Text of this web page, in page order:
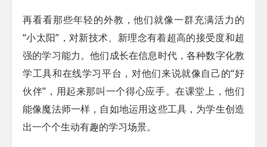
再看看那些年轻的外教，他们就像一群充满活力的
“小太阳”，对新技术、新理念有着超高的接受度和超
强的学习能力。他们成长在信息时代，各种数字化教
学工具和在线学习平台，对他们来说就像自己的“好
伙伴”，用起来那叫一个得心应手。在课堂上，他们
能像魔法师一样，自如地运用这些工具，为学生创造
出一个个生动有趣的学习场景。